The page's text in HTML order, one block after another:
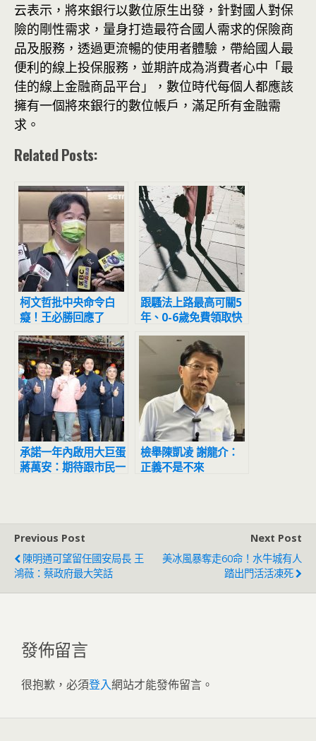
云表示，將來銀行以數位原生出發，針對國人對保
險的剛性需求，量身打造最符合國人需求的保險商
品及服務，透過更流暢的使用者體驗，帶給國人最
便利的線上投保服務，並期許成為消費者心中「最
佳的線上金融商品平台」，數位時代每個人都應該
擁有一個將來銀行的數位帳戶，滿足所有金融需
求。
Related Posts:
柯文哲批中央命令白
癡！王必勝回應了
跟騷法上路最高可關5
年、0-6歲免費領取快
篩、護照可以線上辦
6/1新制一次看
承諾一年內啟用大巨蛋
蔣萬安：期待跟市民一
檢舉陳凱凌 謝龍介：
正義不是不來
Previous Post
陳明通可望留任國安局長 王
鴻薇：蔡政府最大笑話
Next Post
美冰風暴奪走60命！水牛城有人
踏出門活活凍死
發佈留言
很抱歉，必須登入網站才能發佈留言。